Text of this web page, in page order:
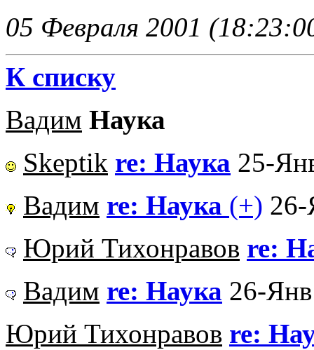
05 Февраля 2001
К списку
Вадим Наука
Skeptik re: Наука 25-
Вадим re: Наука (+)
Юрий Тихонравов re:
Вадим re: Наука 26-
Юрий Тихонравов re: